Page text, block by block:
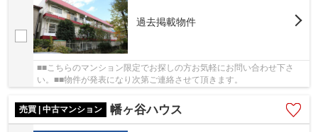
過去掲載物件
■■こちらのマンション限定でお探しの方お気軽にお問い合わせ下さ
い。■■物件が発表になり次第ご連絡させて頂きます。
売買 | 中古マンション 幡ヶ谷ハウス